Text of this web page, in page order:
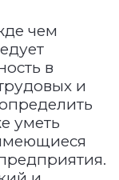
чем
в
и
уметь